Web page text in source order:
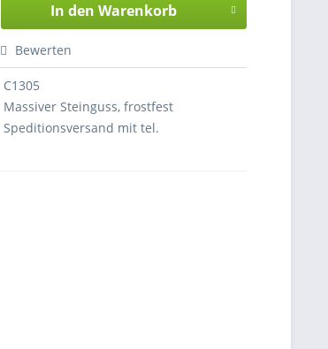
In den Warenkorb
Bewerten
C1305
Massiver Steinguss, frostfest
Speditionsversand mit tel.